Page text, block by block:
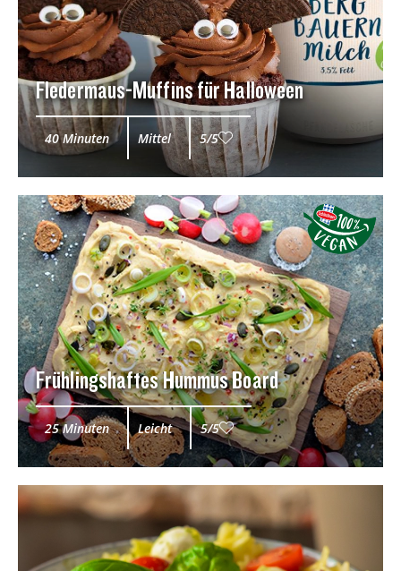
Fledermaus-Muffins für Halloween
40 Minuten Mittel 5/5
Frühlingshaftes Hummus Board
25 Minuten Leicht 5/5